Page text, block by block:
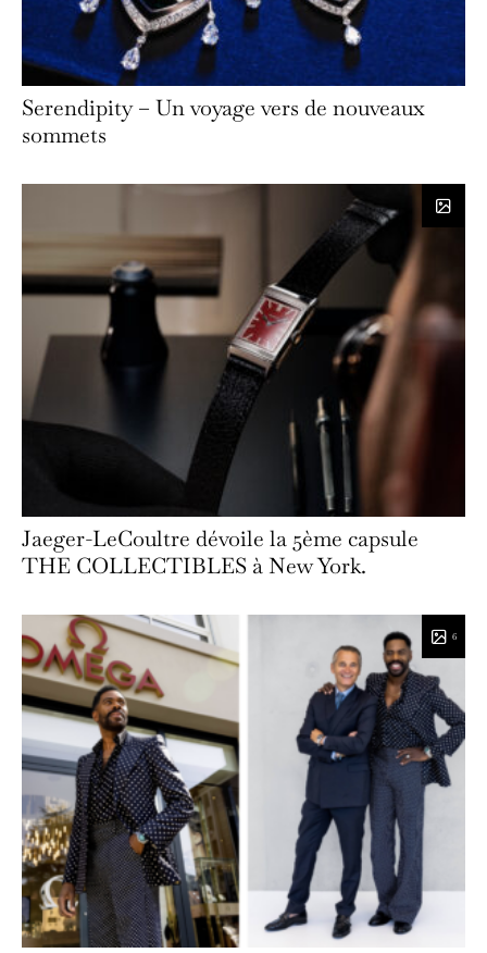
Serendipity – Un voyage vers de nouveaux
sommets
Jaeger-LeCoultre dévoile la 5ème capsule
THE COLLECTIBLES à New York.
6